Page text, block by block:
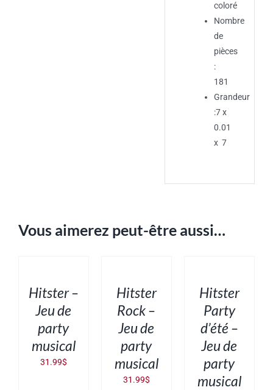
coloré
Nombre
de
pièces
:
181
Grandeur
:7 x
0.01
x 7
Vous aimerez peut-être aussi…
DÉTAILS
Hitster –
Jeu de
party
musical
31.99$
DÉTAILS
Hitster
Rock –
Jeu de
party
musical
31.99$
DÉTAILS
Hitster
Party
d’été –
Jeu de
party
musical